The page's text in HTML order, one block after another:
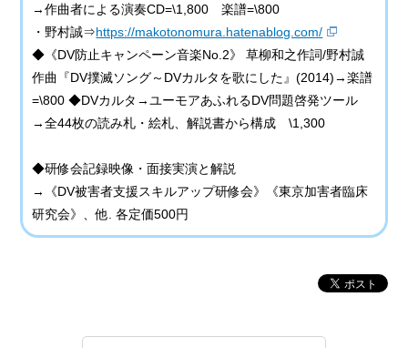
→作曲者による演奏CD=\1,800 楽譜=\800
・野村誠⇒https://makotonomura.hatenablog.com/
◆《DV防止キャンペーン音楽No.2》 草柳和之作詞/野村誠
作曲『DV撲滅ソング～DVカルタを歌にした』(2014)→楽譜
=\800 ◆DVカルタ→ユーモアあふれるDV問題啓発ツール
→全44枚の読み札・絵札、解説書から構成 \1,300
◆研修会記録映像・面接実演と解説
→《DV被害者支援スキルアップ研修会》《東京加害者臨床
研究会》、他. 各定価500円